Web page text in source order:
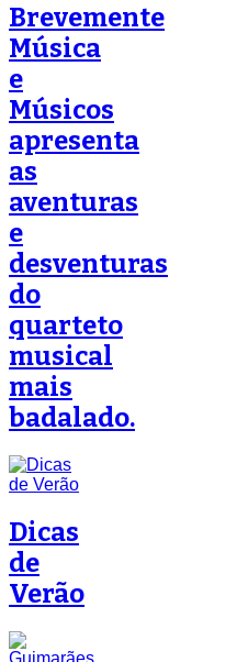
Brevemente
Música
e
Músicos
apresenta
as
aventuras
e
desventuras
do
quarteto
musical
mais
badalado.
Dicas
de
Verão